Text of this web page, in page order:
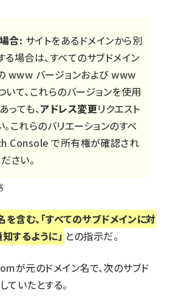
合: サイトをあるドメインから別
る場合は、すべてのサブドメイン
www バージョンおよび www
いて、これらのバージョンを使用
っても、アドレス変更リクエスト
これらのバリエーションのすべ
Console で所有権が確認され
さい。
含む、「すべてのサブドメインに対
するように」 との指示だ。
が元のドメイン名で、次のサブド
ていたとする。